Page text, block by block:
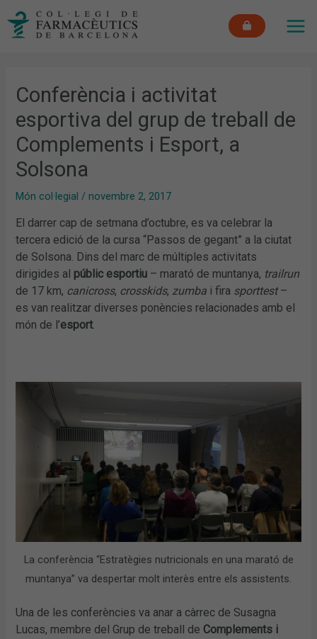
Conferència i activitat
esportiva del grup de treball de
Complements i Esport, a
Solsona
Món col·legial /novembre 2, 2017
El darrer cap de setmana d’octubre, es va celebrar la
tercera edició de la cursa “Passos de gegant” a la ciutat
de Solsona. Dins del marc de múltiples activitats
dirigides al públic esportiu – marató de muntanya, trailrun
de 17 km, canicross, crosskids, zumba i fira sporttest–
es van realitzar diverses ponències relacionades amb el
món de l’esport.
La conferència “Estratègies nutricionals en una marató de
muntanya” va despertar molt interès entre els assistents.
Una de les conferències va anar a càrrec de Susagna
Lucas, membre del Grup de treball de Complements i